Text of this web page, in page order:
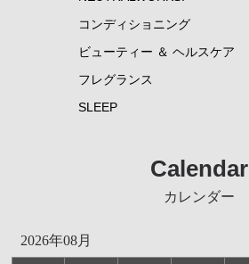
コンディショニング
ビューティー ＆ ヘルスケア
フレグランス
SLEEP
Calendar
カレンダー
2026年08月